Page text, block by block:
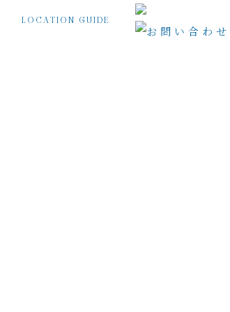
LOCATION GUIDE